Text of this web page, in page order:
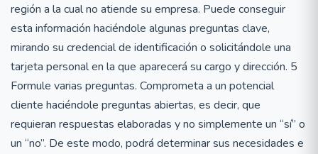
región a la cual no atiende su empresa. Puede conseguir
esta información haciéndole algunas preguntas clave,
mirando su credencial de identificación o solicitándole una
tarjeta personal en la que aparecerá su cargo y dirección. 5
Formule varias preguntas. Comprometa a un potencial
cliente haciéndole preguntas abiertas, es decir, que
requieran respuestas elaboradas y no simplemente un “sí” o
un “no”. De este modo, podrá determinar sus necesidades e